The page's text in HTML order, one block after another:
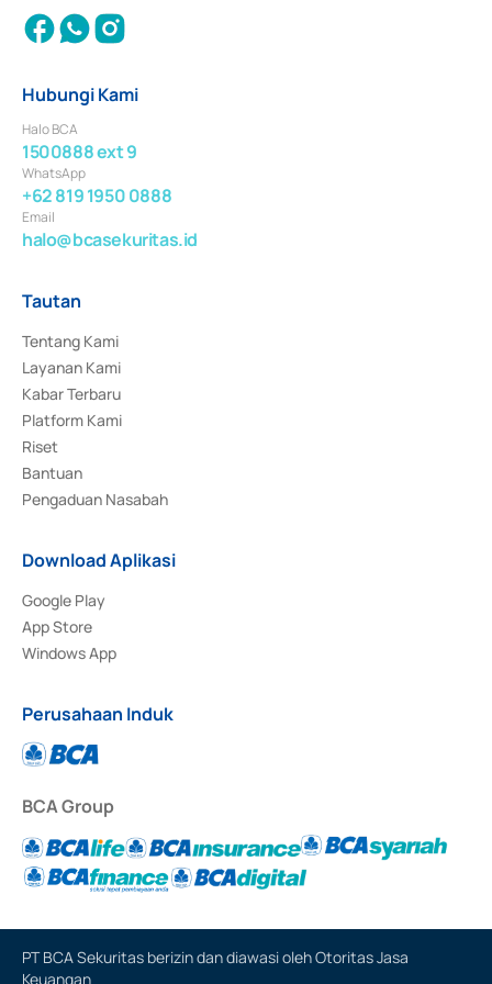
Hubungi Kami
Halo BCA
1500888 ext 9
WhatsApp
+62 819 1950 0888
Email
halo@bcasekuritas.id
Tautan
Tentang Kami
Layanan Kami
Kabar Terbaru
Platform Kami
Riset
Bantuan
Pengaduan Nasabah
Download Aplikasi
Google Play
App Store
Windows App
Perusahaan Induk
BCA Group
PT BCA Sekuritas berizin dan diawasi oleh Otoritas Jasa
Keuangan